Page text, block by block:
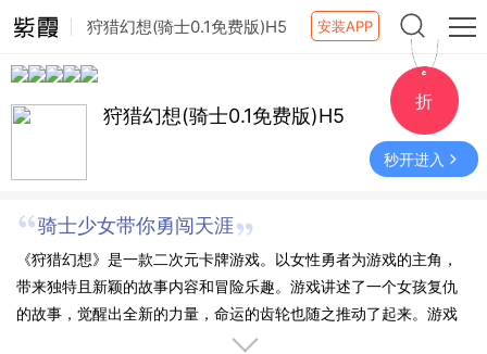
狩猎幻想(骑士0.1免费版)H5 安装APP
狩猎幻想(骑士0.1免费版)H5
折
秒开进入
骑士少女带你勇闯天涯
《狩猎幻想》是一款二次元卡牌游戏。以女性勇者为游戏的主角，
带来独特且新颖的故事内容和冒险乐趣。游戏讲述了一个女孩复仇
的故事，觉醒出全新的力量，命运的齿轮也随之推动了起来。游戏
的剧情故事内容非常出色，人物设定方面也十分新颖，带来了十分